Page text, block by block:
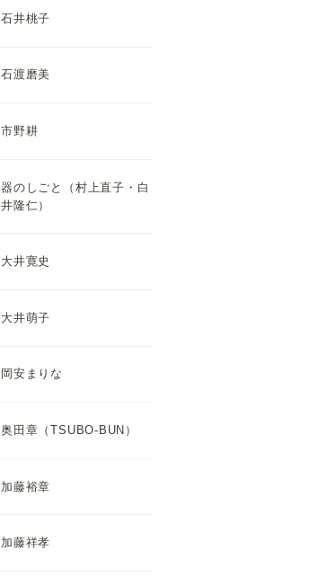
石井桃子
石渡磨美
市野耕
器のしごと（村上直子・白
井隆仁）
大井寛史
大井萌子
岡安まりな
奥田章（TSUBO-BUN）
加藤裕章
加藤祥孝